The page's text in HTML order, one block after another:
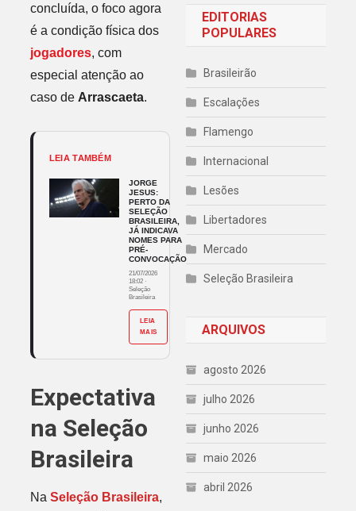
concluída, o foco agora
é a condição física dos
jogadores, com
especial atenção ao
caso de Arrascaeta.
LEIA TAMBÉM
JORGE
JESUS:
PERTO DA
SELEÇÃO
BRASILEIRA,
JÁ INDICAVA
NOMES PARA
PRÉ-
CONVOCAÇÃO
21/07/2026
18:02 ·
Seleção
Brasileira
LEIA
MAIS
Expectativa
na Seleção
Brasileira
Na Seleção Brasileira,
EDITORIAS
POPULARES
Brasileirão
Escalações
Flamengo
Internacional
Lesões
Libertadores
Mercado
Seleção Brasileira
ARQUIVOS
agosto 2026
julho 2026
junho 2026
maio 2026
abril 2026